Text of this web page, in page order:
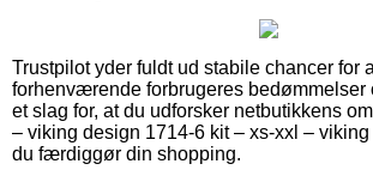
Trustpilot yder fuldt ud stabile chancer for
forhenværende forbrugeres bedømmelser
et slag for, at du udforsker netbutikkens
– viking design 1714-6 kit – xs-xxl –
du færdiggør din shopping.